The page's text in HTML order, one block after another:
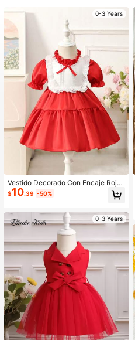
743K Seguidores
0-3 Years
Vestido Decorado Con Encaje Rojo
Y Lazo Frontal Para Niña, Para Prim
avera/verano
$10.39 -50%
0-3 Years